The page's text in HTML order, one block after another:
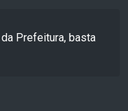
Prefeitura, basta